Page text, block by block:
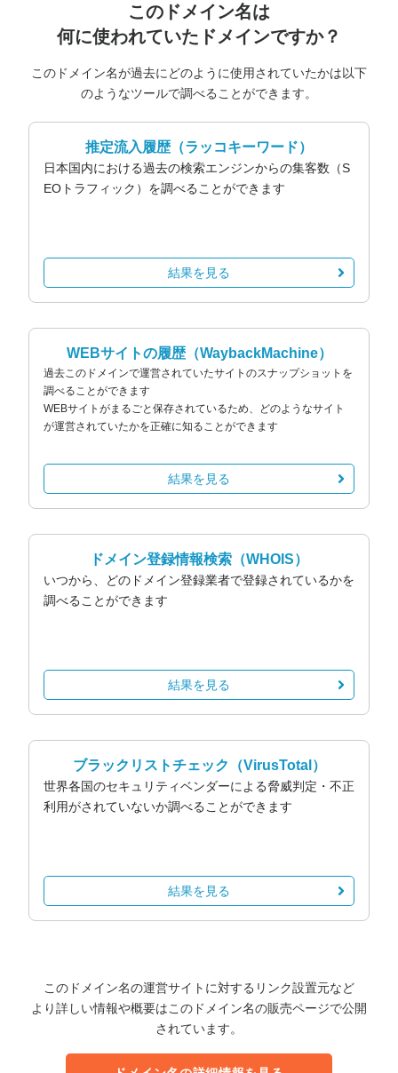
このドメイン名は
何に使われていたドメインですか？
このドメイン名が過去にどのように使用されていたかは以下
のようなツールで調べることができます。
推定流入履歴（ラッコキーワード）
日本国内における過去の検索エンジンからの集客数（S
EOトラフィック）を調べることができます
結果を見る
WEBサイトの履歴（WaybackMachine）
過去このドメインで運営されていたサイトのスナップショットを
調べることができます
WEBサイトがまるごと保存されているため、どのようなサイト
が運営されていたかを正確に知ることができます
結果を見る
ドメイン登録情報検索 （WHOIS）
いつから、どのドメイン登録業者で登録されているかを
調べることができます
結果を見る
ブラックリストチェック （VirusTotal）
世界各国のセキュリティベンダーによる脅威判定・不正
利用がされていないか調べることができます
結果を見る
このドメイン名の運営サイトに対するリンク設置元など
より詳しい情報や概要はこのドメイン名の販売ページで公開
されています。